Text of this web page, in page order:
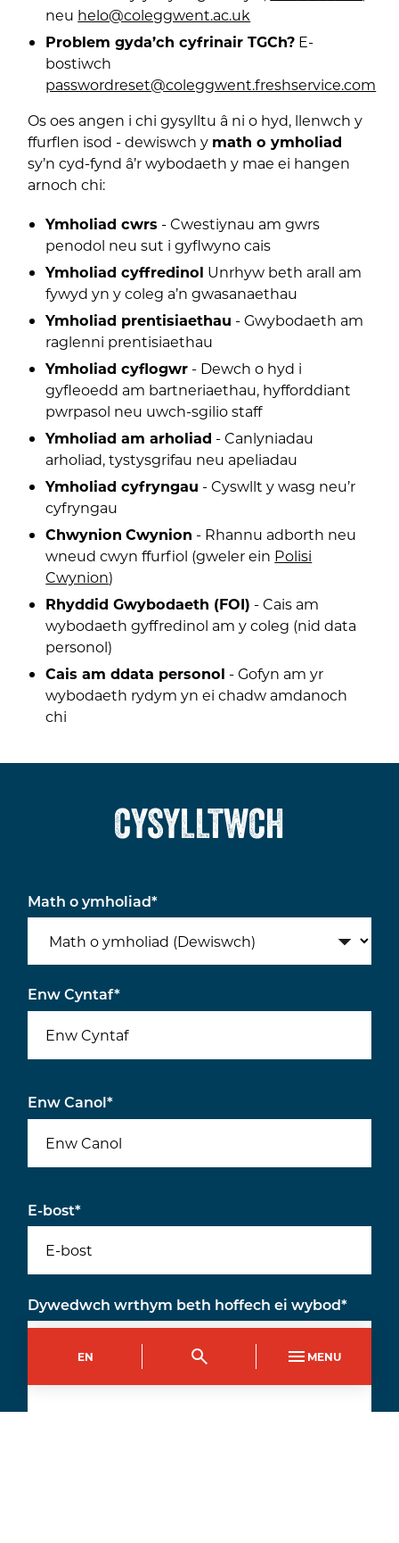
EN MENU
neu helo@coleggwent.ac.uk
Problem gyda’ch cyfrinair TGCh? E-
bostiwch
passwordreset@coleggwent.freshservice.com
Os oes angen i chi gysylltu â ni o hyd, llenwch y
ffurflen isod - dewiswch y math o ymholiad
sy’n cyd-fynd â’r wybodaeth y mae ei hangen
arnoch chi:
Ymholiad cwrs - Cwestiynau am gwrs
penodol neu sut i gyflwyno cais
Ymholiad cyffredinol Unrhyw beth arall am
fywyd yn y coleg a’n gwasanaethau
Ymholiad prentisiaethau - Gwybodaeth am
raglenni prentisiaethau
Ymholiad cyflogwr - Dewch o hyd i
gyfleoedd am bartneriaethau, hyfforddiant
pwrpasol neu uwch-sgilio staff
Ymholiad am arholiad - Canlyniadau
arholiad, tystysgrifau neu apeliadau
Ymholiad cyfryngau - Cyswllt y wasg neu’r
cyfryngau
Chwynion Cwynion - Rhannu adborth neu
wneud cwyn ffurfiol (gweler ein Polisi
Cwynion)
Rhyddid Gwybodaeth (FOI) - Cais am
wybodaeth gyffredinol am y coleg (nid data
personol)
Cais am ddata personol - Gofyn am yr
wybodaeth rydym yn ei chadw amdanoch
chi
CYSYLLTWCH
Math o ymholiad*
Enw Cyntaf*
Enw Canol*
E-bost*
Dywedwch wrthym beth hoffech ei wybod*